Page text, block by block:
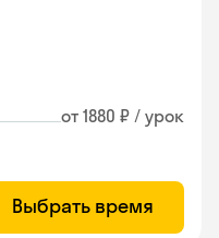
от 1880 ₽ / урок
Выбрать время